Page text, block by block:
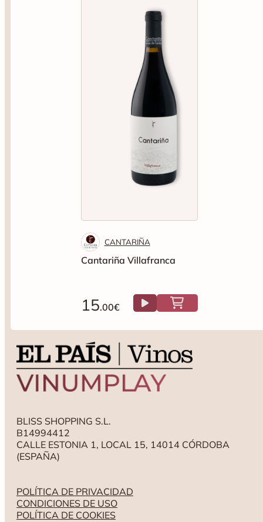
CANTARIÑA
Cantariña Villafranca
15.00€
BLISS SHOPPING S.L.
B14994412
CALLE ESTONIA 1, LOCAL 15, 14014 CÓRDOBA
(ESPAÑA)
POLÍTICA DE PRIVACIDAD
CONDICIONES DE USO
POLÍTICA DE COOKIES